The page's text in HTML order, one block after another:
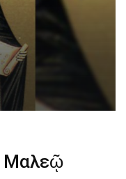
Μαλεῷ